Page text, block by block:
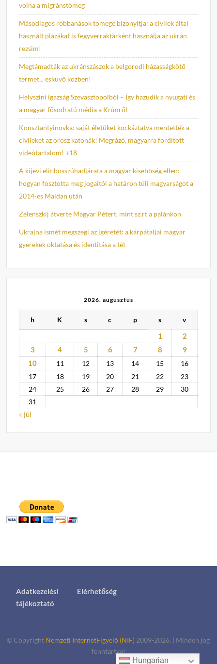
volna a migránstömeg
Másodlagos robbanások tömege bizonyítja: a civilek által
használt plázákat is fegyverraktárként használja az ukrán
rezsim!
Megtámadták az ukránszászok a belgorodi házasságkötő
termet... esküvő közben!
Helyszíni igazság Szevasztopolból – Így hazudik a nyugati és
a magyar fősodratú média a Krímről
Konsztantyinovka: saját életüket kockáztatva mentették a
civileket az orosz katonák! Megrázó, magyarra fordított
videótartalom! +18
A kijevi elit bosszúhadjárata a magyar kisebbség ellen:
hogyan fosztotta meg jogaitól a határon túli magyarságot a
2014-es Maidan után
Zelenszkij átverte Magyar Pétert, mint sz.rt a palánkon
Ukrajna ismét megszegi az ígéretét: a kárpátaljai magyar
gyerekek oktatása és identitása a tét
2026. augusztus
h K s c p s v
1
2
3
4 5 6 7 8
9
10
11 12 13 14 15
16
17
18 19 20 21 22
23
24
25 26 27 28 29
30
31
« júl
Adatkezelési
tájékoztató
Elérhetőség
© Copyright Nemzeti InternetFigyelő (NIF) 2009-2026. | Minden jog
fenntartva!
Hungarian